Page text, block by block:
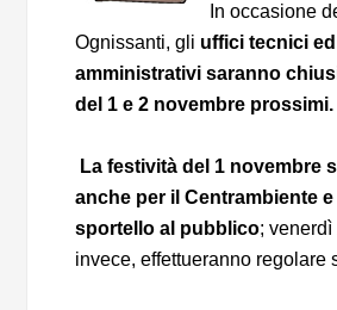
In occasione
Ognissanti, gli uffici tecnici ed
amministrativi saranno
del 1 e 2 novembre prossimi.
La festività del 1 novembre
anche per il Centrambiente
sportello al pubblico; venerdì
invece, effettueranno regolare